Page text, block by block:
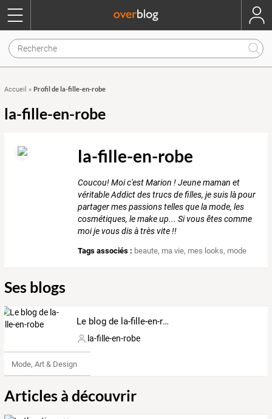
Accueil » Profil de la-fille-en-robe
la-fille-en-robe
la-fille-en-robe
Coucou! Moi c'est Marion ! Jeune maman et
véritable Addict des trucs de filles, je suis là pour
partager mes passions telles que la mode, les
cosmétiques, le make up... Si vous êtes comme
moi je vous dis à très vite !!
Tags associés : beaute, ma vie, mes looks, mode
Ses blogs
Le blog de la-fille-en-robe
la-fille-en-robe
Mode, Art & Design
Articles à découvrir